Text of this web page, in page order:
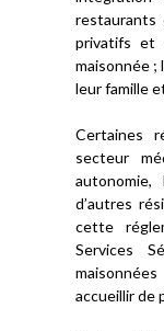
restaurants
privatifs et
maisonnée ;
leur famille
Certaines
secteur
d’autres
cette
Services
accueillir de